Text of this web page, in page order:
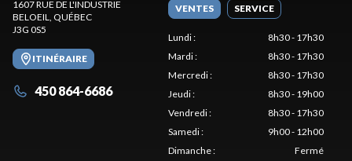
1607 RUE DE L'INDUSTRIE
BELOEIL, QUÉBEC
J3G 0S5
ITINÉRAIRE
450 864-6686
VENTES SERVICE
Lundi:
8h30 - 17h30
Mardi:
8h30 - 17h30
Mercredi:
8h30 - 17h30
Jeudi:
8h30 - 19h00
Vendredi:
8h30 - 17h30
Samedi:
9h00 - 12h00
Dimanche: Fermé